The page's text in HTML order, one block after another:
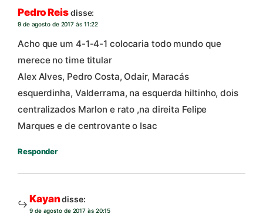
Pedro Reisdisse:
9 de agosto de 2017 às 11:22
Acho que um 4-1-4-1 colocaria todo mundo que
merece no time titular
Alex Alves, Pedro Costa, Odair, Maracás
esquerdinha, Valderrama, na esquerda hiltinho, dois
centralizados Marlon e rato ,na direita Felipe
Marques e de centrovante o Isac
Responder
Kayandisse:
9 de agosto de 2017 às 20:15